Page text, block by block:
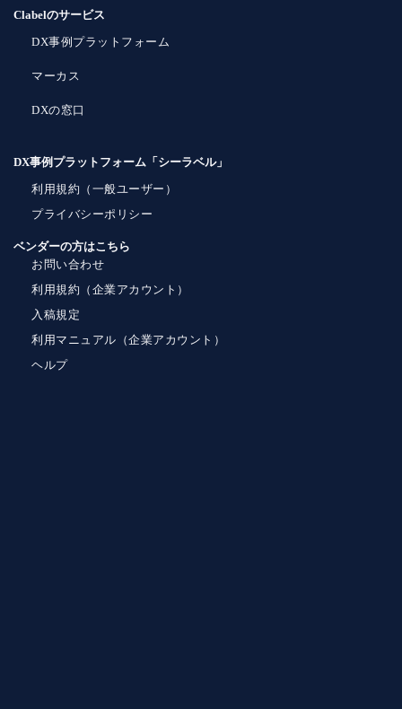
Clabelのサービス
DX事例プラットフォーム
マーカス
DXの窓口
DX事例プラットフォーム「シーラベル」
利用規約（一般ユーザー）
プライバシーポリシー
ベンダーの方はこちら
お問い合わせ
利用規約（企業アカウント）
入稿規定
利用マニュアル（企業アカウント）
ヘルプ